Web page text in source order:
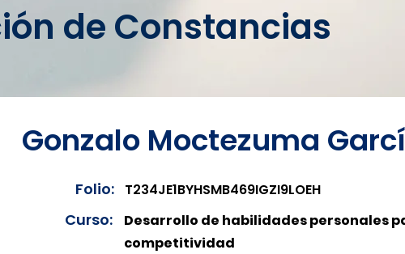
de Constancias
Gonzalo Moctezuma
Folio: T234JE1BYHSMB469IGZI9LOEH
Curso:
Desarrollo de habilidades personales
competitividad